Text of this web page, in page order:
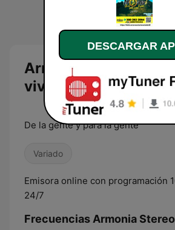
Armonia Stereo La
vivo
De la gente y para la gente
Variado
Emisora online con programación
24/7
Frecuencias Armonia Stereo
DESCARGAR